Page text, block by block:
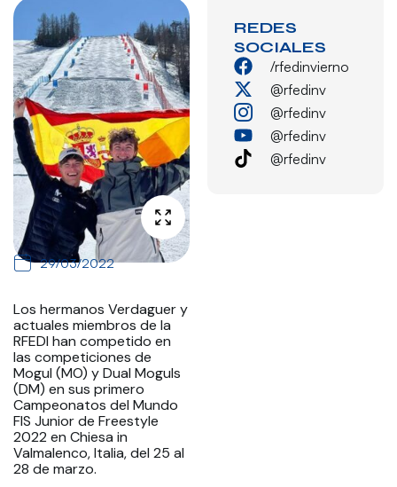
29/03/2022
Los hermanos Verdaguer y
actuales miembros de la
RFEDI han competido en
las competiciones de
Mogul (MO) y Dual Moguls
(DM) en sus primero
Campeonatos del Mundo
FIS Junior de Freestyle
2022 en Chiesa in
Valmalenco, Italia, del 25 al
28 de marzo.
REDES
SOCIALES
/rfedinvierno
@rfedinv
@rfedinv
@rfedinv
@rfedinv